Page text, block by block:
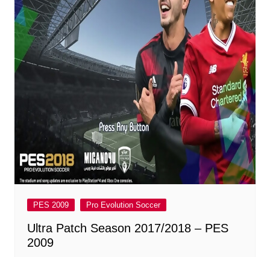
PES 2009 Pro Evolution Soccer
Ultra Patch Season 2017/2018 – PES
2009